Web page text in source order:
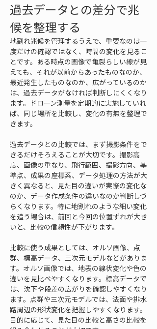
過去データとの差分で兆
候を整理する
地割れ兆候を管理するうえで、重要なのは一
度だけの確認ではなく、時間の変化を見るこ
とです。ある時点の画像で亀裂らしい線が見
えても、それが以前からあったものなのか、
最近発生したものなのか、広がっているのか
は、過去データがなければ判断しにくくなり
ます。ドローン測量を定期的に実施していれ
ば、同じ場所を比較し、変化の有無を整理で
きます。
過去データとの比較では、まず撮影条件をで
きるだけそろえることが大切です。撮影高
度、画像の重なり、飛行範囲、撮影方向、基
準点、成果の座標系、データ処理の方法が大
きく異なると、見た目の違いが実際の変化な
のか、データ作成条件の違いなのか判断しづ
らくなります。特に地割れのような細い変化
を追う場合は、前回と今回の位置ずれが大き
いと、比較の信頼性が下がります。
比較に使う成果としては、オルソ画像、点
群、標高データ、三次元モデルなどがありま
す。オルソ画像では、地表の線状変化や色の
違いを見比べやすくなります。標高データで
は、沈下や段差の広がりを確認しやすくなり
ます。点群や三次元モデルでは、法面や排水
路周辺の形状変化を把握しやすくなります。
目的に応じて、見た目の比較と高さの比較を